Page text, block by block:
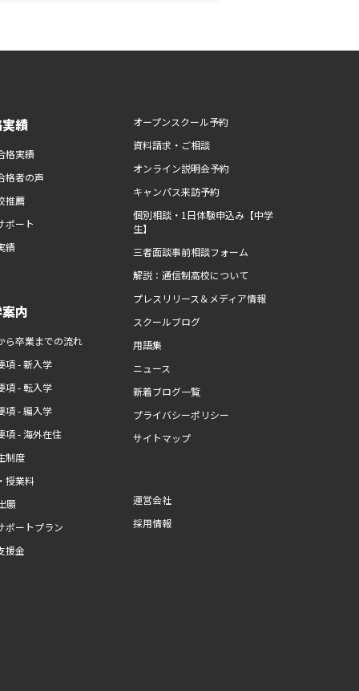
績
格実績
格者の声
推薦
ポート
績
内
ら卒業までの流れ
項 - 新入学
項 - 転入学
項 - 編入学
項 - 海外在住
制度
授業料
願
ポートプラン
援金
オープンスクール予約
資料請求・ご相談
オンライン説明会予約
キャンパス来訪予約
個別相談・1日体験申込み【中学
生】
三者面談事前相談フォーム
解説：通信制高校について
プレスリリース＆メディア情報
スクールブログ
用語集
ニュース
新着ブログ一覧
プライバシーポリシー
サイトマップ
運営会社
採用情報